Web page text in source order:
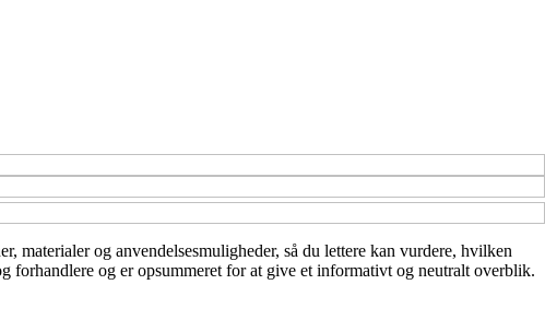
materialer og anvendelsesmuligheder, så du lettere kan vurdere, hvilken
forhandlere og er opsummeret for at give et informativt og neutralt overblik.